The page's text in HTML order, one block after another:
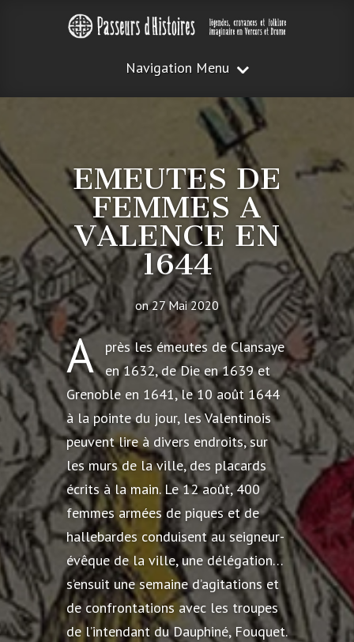
Navigation Menu
EMEUTES DE
FEMMES A
VALENCE EN
1644
on 27 Mai 2020
A
près les émeutes de Clansaye
en 1632, de Die en 1639 et
Grenoble en 1641, le 10 août 1644
à la pointe du jour, les Valentinois
peuvent lire à divers endroits, sur
les murs de la ville, des placards
écrits à la main. Le 12 août, 400
femmes armées de piques et de
hallebardes conduisent au seigneur-
évêque de la ville, une délégation…
s’ensuit une semaine d’agitations et
de confrontations avec les troupes
de l’intendant du Dauphiné, Fouquet.